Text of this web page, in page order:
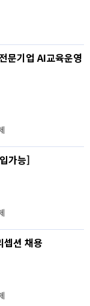
문기업 AI교육운영
가능]
션 채용